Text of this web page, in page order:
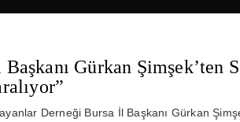
Gürkan Şimşek’ten
Derneği Bursa İl Başkanı Gürkan